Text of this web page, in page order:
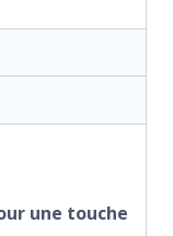
une touche